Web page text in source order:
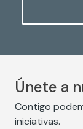
Únete a
Contigo
iniciativas.